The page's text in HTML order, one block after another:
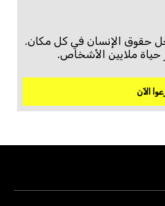
حقوق الإنسان في كل مكان.
حياة ملايين الأشخاص.
الآن